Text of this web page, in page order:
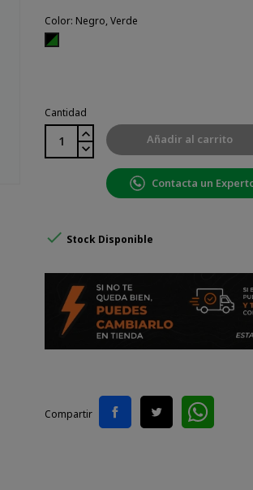
Color: Negro, Verde
Negro,
Cantidad
Añadir al carrito
Contacta un
 Stock Disponible
Compartir